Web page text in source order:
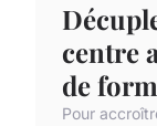
centre
de
Pour